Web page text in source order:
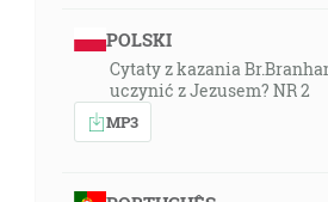
POLSKI
Cytaty z kazania
uczynić z Jezusem? NR 2
MP3